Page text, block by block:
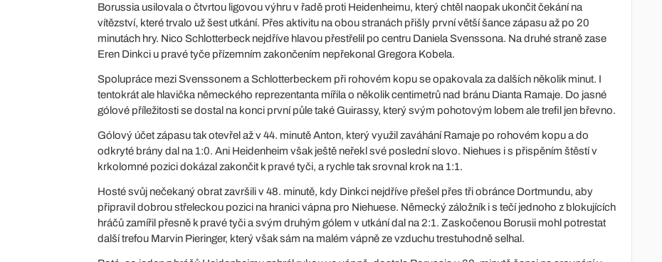
Borussia usilovala o čtvrtou ligovou výhru v řadě proti Heidenheimu, který chtěl naopak ukončit čekání na
vítězství, které trvalo už šest utkání. Přes aktivitu na obou stranách přišly první větší šance zápasu až po 20
minutách hry. Nico Schlotterbeck nejdříve hlavou přestřelil po centru Daniela Svenssona. Na druhé straně zase
Eren Dinkci u pravé tyče přízemním zakončením nepřekonal Gregora Kobela.
Spolupráce mezi Svenssonem a Schlotterbeckem při rohovém kopu se opakovala za dalších několik minut. I
tentokrát ale hlavička německého reprezentanta mířila o několik centimetrů nad bránu Dianta Ramaje. Do jasné
gólové příležitosti se dostal na konci první půle také Guirassy, který svým pohotovým lobem ale trefil jen břevno.
Gólový účet zápasu tak otevřel až v 44. minutě Anton, který využil zaváhání Ramaje po rohovém kopu a do
odkryté brány dal na 1:0. Ani Heidenheim však ještě neřekl své poslední slovo. Niehues i s přispěním štěstí v
krkolomné pozici dokázal zakončit k pravé tyči, a rychle tak srovnal krok na 1:1.
Hosté svůj nečekaný obrat završili v 48. minutě, kdy Dinkci nejdříve přešel přes tři obránce Dortmundu, aby
připravil dobrou střeleckou pozici na hranici vápna pro Niehuese. Německý záložník i s tečí jednoho z blokujících
hráčů zamířil přesně k pravé tyči a svým druhým gólem v utkání dal na 2:1. Zaskočenou Borusii mohl potrestat
další trefou Marvin Pieringer, který však sám na malém vápně ze vzduchu trestuhodně selhal.